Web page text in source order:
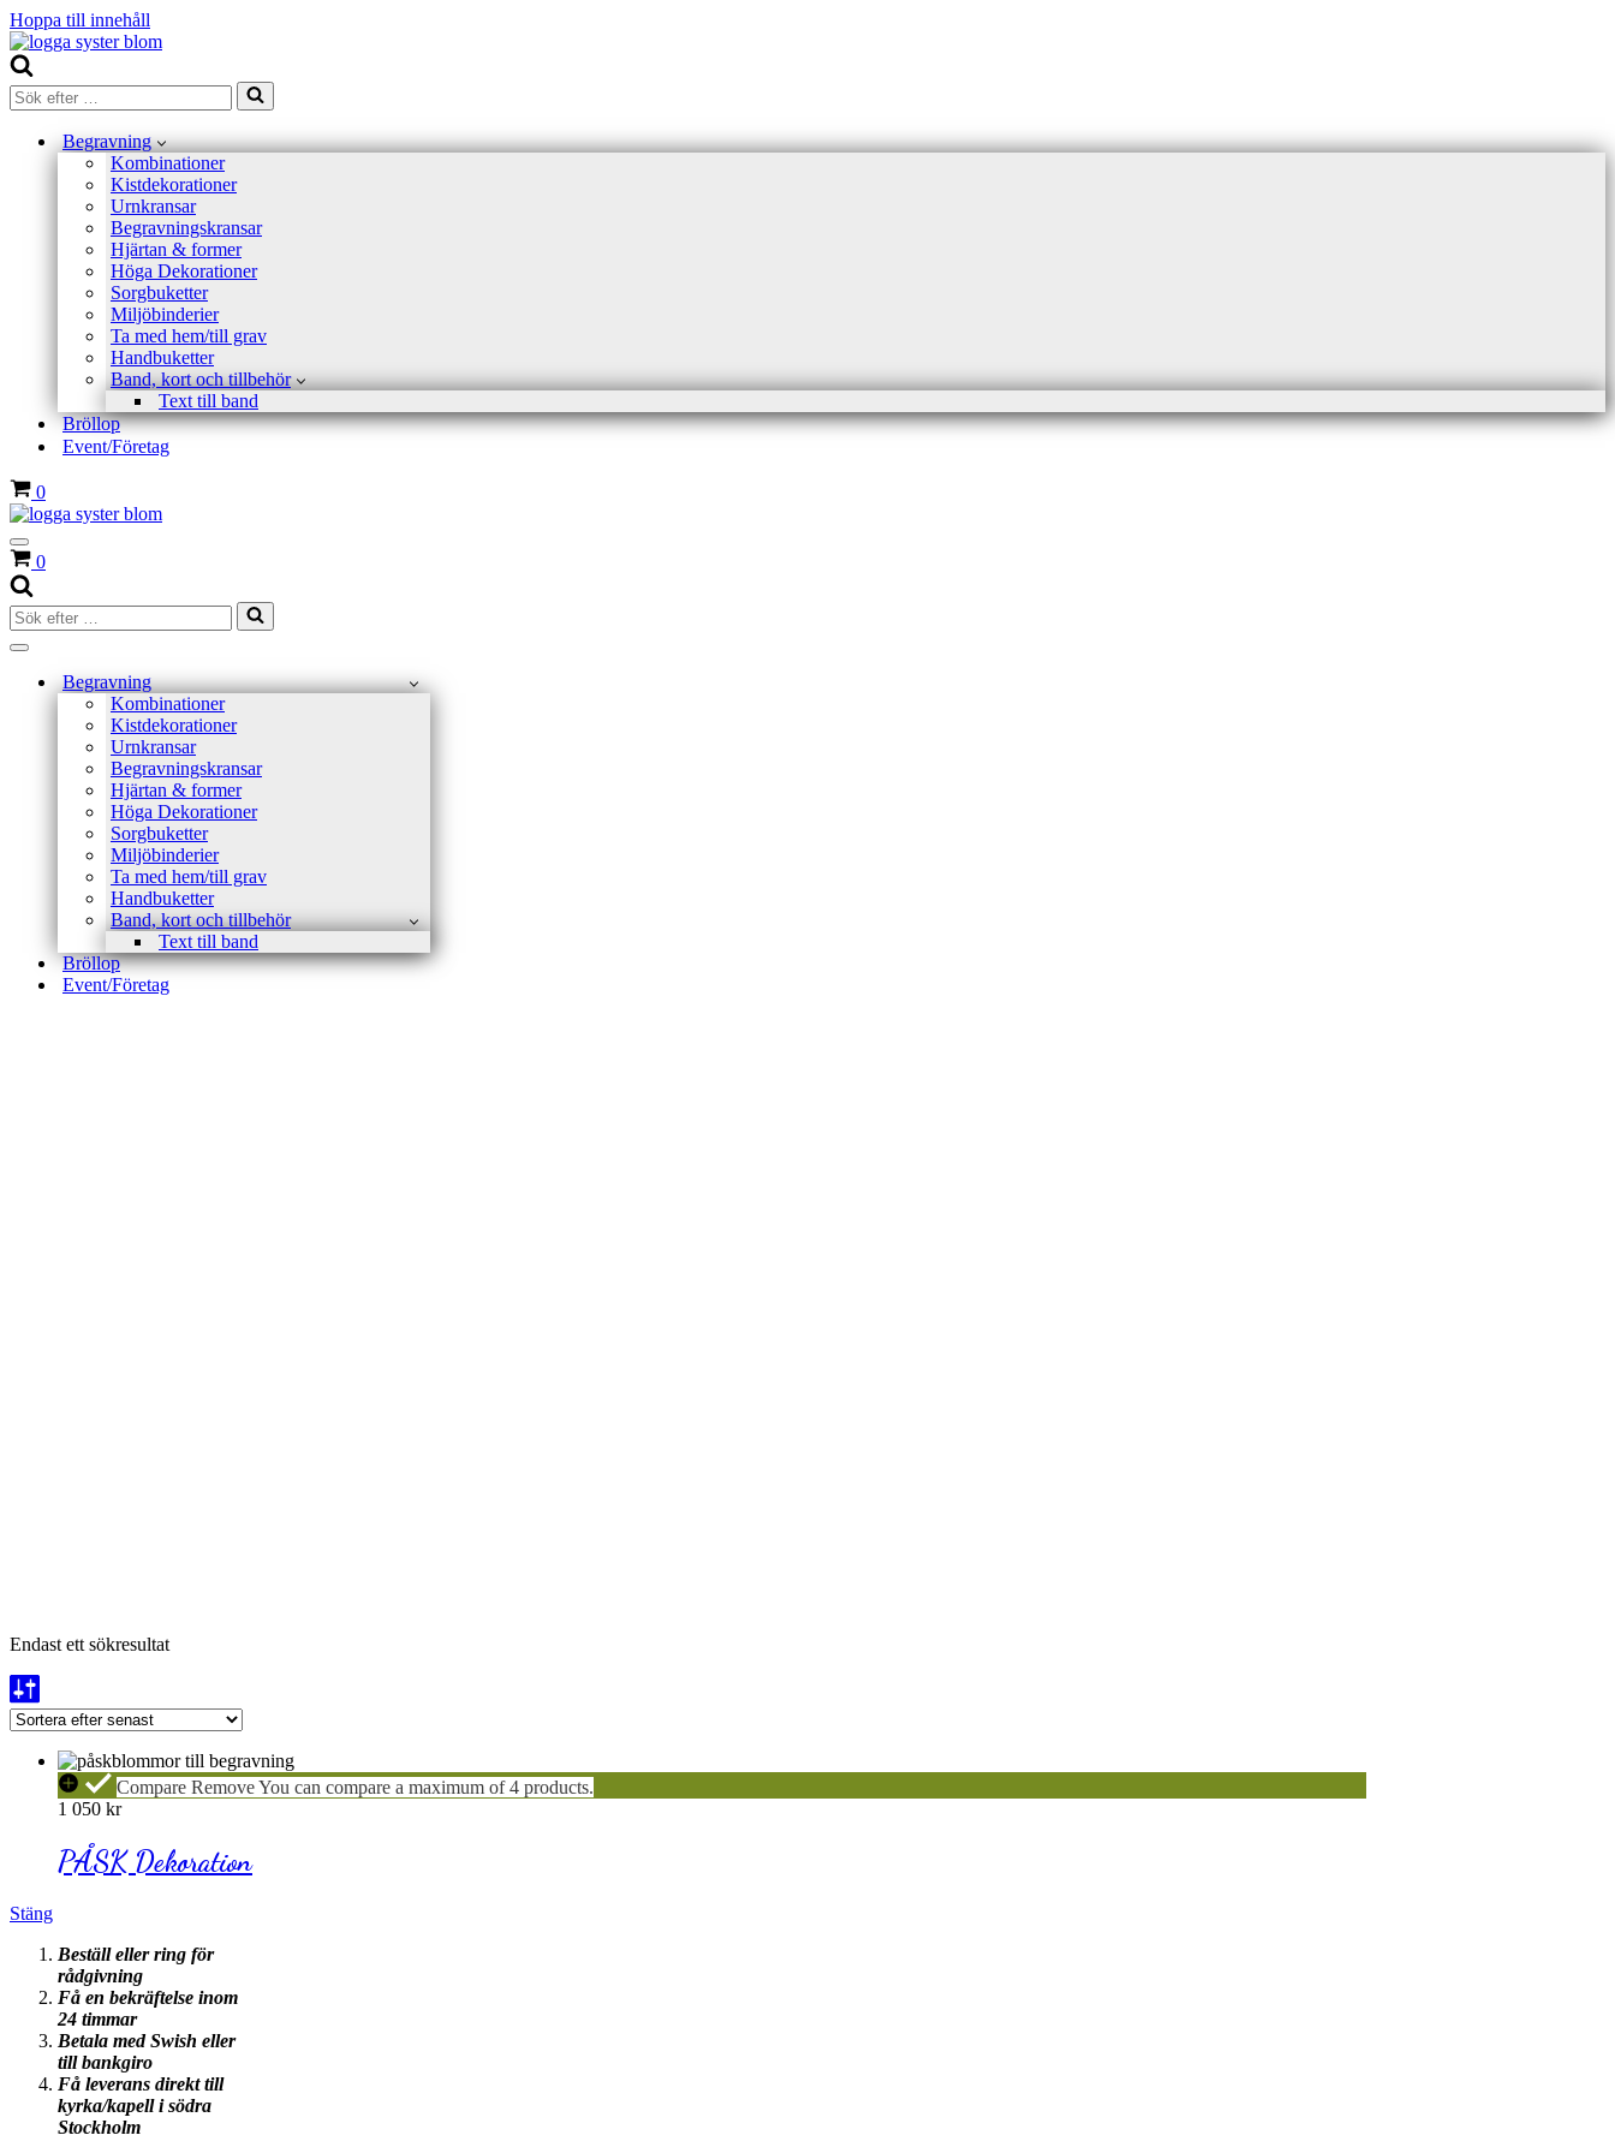
Hoppa till innehåll
Sök
efter
Begravning
Kombinationer
Kistdekorationer
Urnkransar
Begravningskransar
Hjärtan & former
Höga Dekorationer
Sorgbuketter
Miljöbinderier
Ta med hem/till grav
Handbuketter
Band, kort och tillbehör
Text till band
Bröllop
Event/Företag
Varukorg
0
Navigeringsmeny
Varukorg
0
Sök
efter
…Navigeringsmeny
Begravning
Kombinationer
Kistdekorationer
Urnkransar
Begravningskransar
Hjärtan & former
Höga Dekorationer
Sorgbuketter
Miljöbinderier
Ta med hem/till grav
Handbuketter
Band, kort och tillbehör
Text till band
Bröllop
Event/Företag
Endast ett sökresultat
PÅSK
Dekoration
CompareRemoveYou can compare a maximum of 4 products.
1 050 kr
PÅSK Dekoration
Stäng
Beställ eller ring för
rådgivning
Få en bekräftelse inom
24 timmar
Betala med Swish eller
till bankgiro
Få leverans direkt till
kyrka/kapell i södra
Stockholm